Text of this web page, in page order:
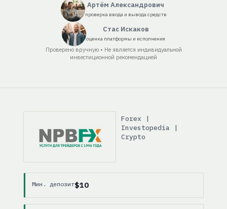
Артём Александрович
проверка ввода и вывода средств
Стас Искаков
оценка платформы и исполнения
Проверено вручную • Не является индивидуальной
инвестиционной рекомендацией
Forex |
Investopedia |
Crypto
Мин. депозит$10